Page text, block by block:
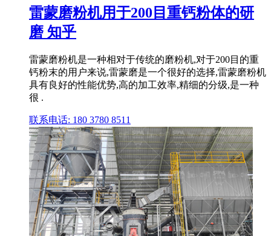
雷蒙磨粉机用于200目重钙粉体的研
磨 知乎
雷蒙磨粉机是一种相对于传统的磨粉机,对于200目的重
钙粉末的用户来说,雷蒙磨是一个很好的选择,雷蒙磨粉机
具有良好的性能优势,高的加工效率,精细的分级,是一种
很 .
联系电话: 180 3780 8511